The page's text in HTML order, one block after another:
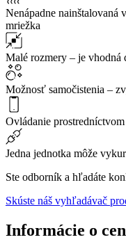
Nenápadne
mriežka
Malé rozmery – je vhodná
Možnosť samočistenia –
Ovládanie
Jedna jednotka môže
Ste odborník a hľadáte
Skúste náš vyhľadávač
Informácie o